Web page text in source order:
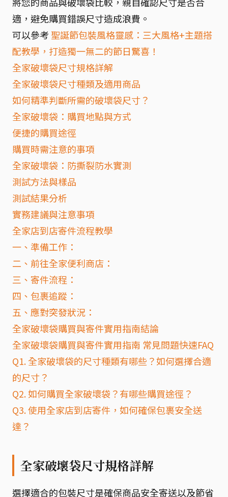
適，避免購買錯誤尺寸造成浪費。
可以參考 聖誕節包裝風格靈感：三大風格+主題搭
配教學，打造獨一無二的節日驚喜！
全家破壞袋尺寸規格詳解
全家破壞袋尺寸種類及適用商品
如何精準判斷所需的破壞袋尺寸？
全家破壞袋：購買地點與方式
便捷的購買途徑
購買時需注意的事項
全家破壞袋：防撕裂防水實測
測試方法與樣品
測試結果分析
實務建議與注意事項
全家店到店寄件流程教學
一、準備工作：
二、前往全家便利商店：
三、寄件流程：
四、包裹追蹤：
五、應對突發狀況：
全家破壞袋購買與寄件實用指南結論
全家破壞袋購買與寄件實用指南 常見問題快速FAQ
Q1. 全家破壞袋的尺寸種類有哪些？如何選擇合適
的尺寸？
Q2. 如何購買全家破壞袋？有哪些購買途徑？
Q3. 使用全家店到店寄件，如何確保包裹安全送
達？
全家破壞袋尺寸規格詳解
選擇適合的包裝尺寸是確保商品安全寄送以及節省